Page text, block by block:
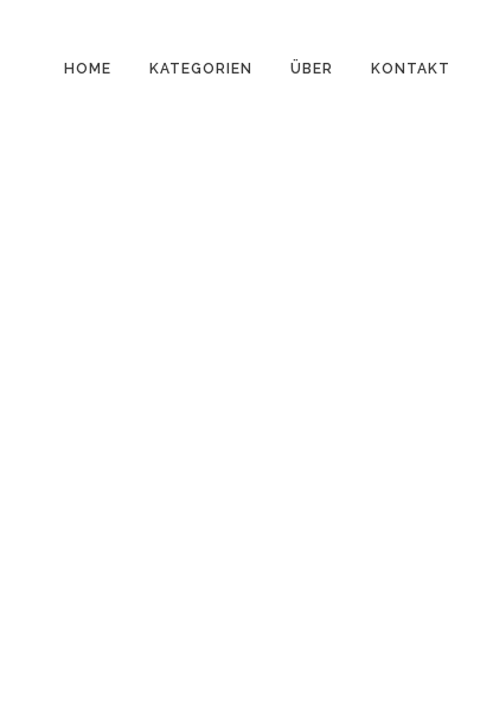
HOME KATEGORIEN ÜBER KONTAKT